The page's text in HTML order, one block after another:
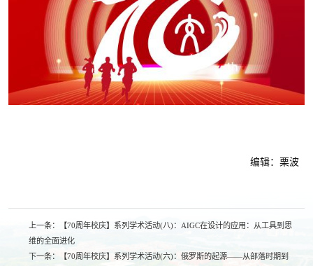
编辑：栗波
上一条：
【70周年校庆】系列学术活动(八)：AIGC在设计的应用：从工具到思
维的全面进化
下一条：
【70周年校庆】系列学术活动(六)：俄罗斯的起源——从部落时期到